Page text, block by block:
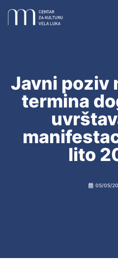
Centar za kulturu Vela Luka
Župna crkva sv. Josipa
Javni poziv
termina
lito
05/05/